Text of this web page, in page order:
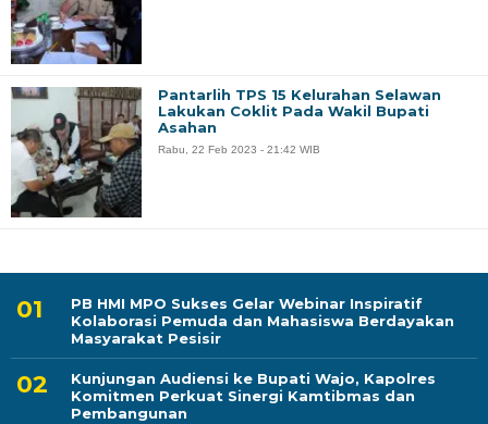
PB HMI MPO Sukses Gelar Webinar Inspiratif
Kolaborasi Pemuda dan Mahasiswa Berdayakan
Masyarakat Pesisir
Kunjungan Audiensi ke Bupati Wajo, Kapolres
Komitmen Perkuat Sinergi Kamtibmas dan
Pembangunan
Pantarlih TPS 15 Kelurahan Selawan
Lakukan Coklit Pada Wakil Bupati
Asahan
Rabu, 22 Feb 2023 - 21:42 WIB